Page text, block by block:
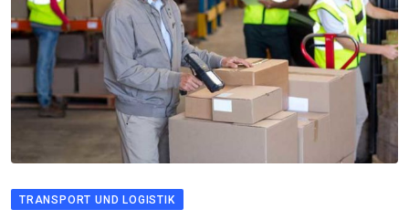
TRANSPORT UND LOGISTIK